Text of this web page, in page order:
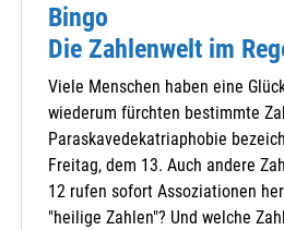
Bingo
Die Zahlenwelt im
Viele Menschen haben eine
wiederum fürchten bestimmte
Paraskavedekatriaphobie
Freitag, dem 13. Auch andere
12 rufen sofort Assoziationen
"heilige Zahlen"? Und welche